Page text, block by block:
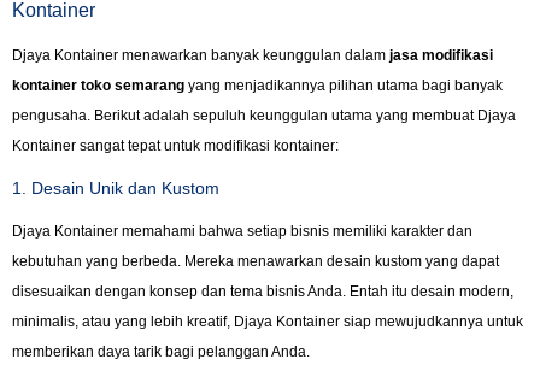
Kontainer
Djaya Kontainer menawarkan banyak keunggulan dalam jasa modifikasi
kontainer toko semarang yang menjadikannya pilihan utama bagi banyak
pengusaha. Berikut adalah sepuluh keunggulan utama yang membuat Djaya
Kontainer sangat tepat untuk modifikasi kontainer:
1. Desain Unik dan Kustom
Djaya Kontainer memahami bahwa setiap bisnis memiliki karakter dan
kebutuhan yang berbeda. Mereka menawarkan desain kustom yang dapat
disesuaikan dengan konsep dan tema bisnis Anda. Entah itu desain modern,
minimalis, atau yang lebih kreatif, Djaya Kontainer siap mewujudkannya untuk
memberikan daya tarik bagi pelanggan Anda.